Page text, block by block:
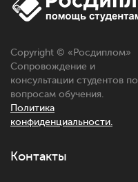
Copyright © «Росдиплом»
Сопровождение и
консультации студентов по
вопросам обучения.
Политика
конфиденциальности.
Контакты